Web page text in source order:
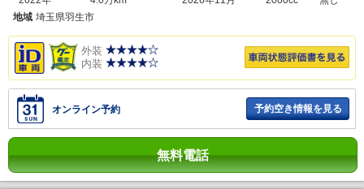
地域 埼玉県羽生市
外装
内装
オンライン予約 予約空き情報を見る
無料電話